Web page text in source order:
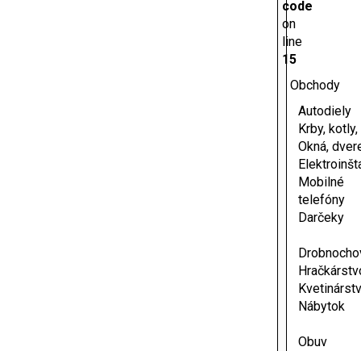
code
on
line
15
Obchody
Autodiely
Krby,
Okná,
Mobilné
telefóny
Darčeky
Nábytok
Obuv